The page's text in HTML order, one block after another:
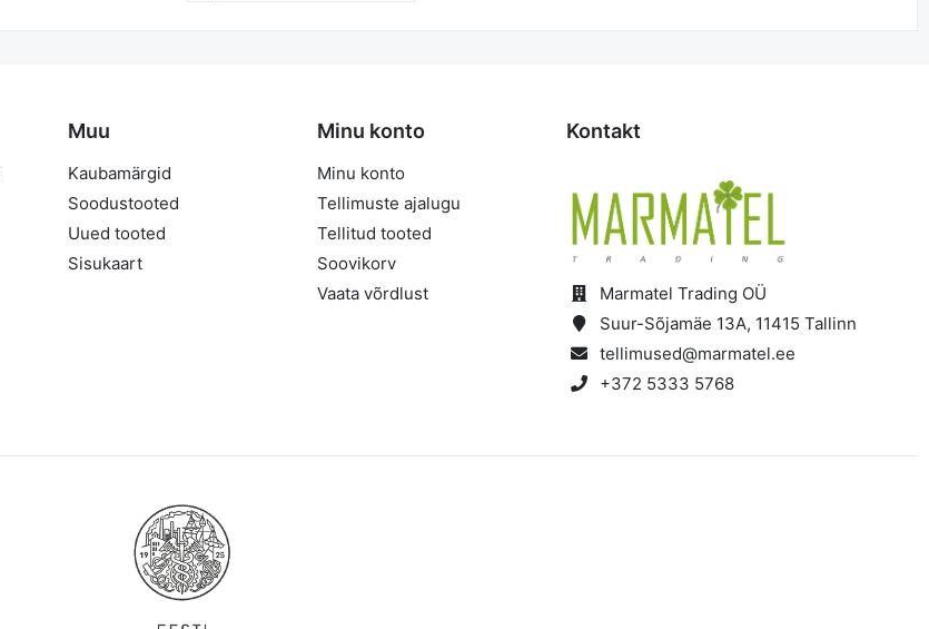
Muu
Kaubamärgid
Soodustooted
Uued tooted
Sisukaart
Minu konto
Minu konto
Tellimuste ajalugu
Tellitud tooted
Soovikorv
Vaata võrdlust
Kontakt
Marmatel Trading OÜ
Suur-Sõjamäe 13A, 11415 Tallinn
tellimused@marmatel.ee
+372 5333 5768